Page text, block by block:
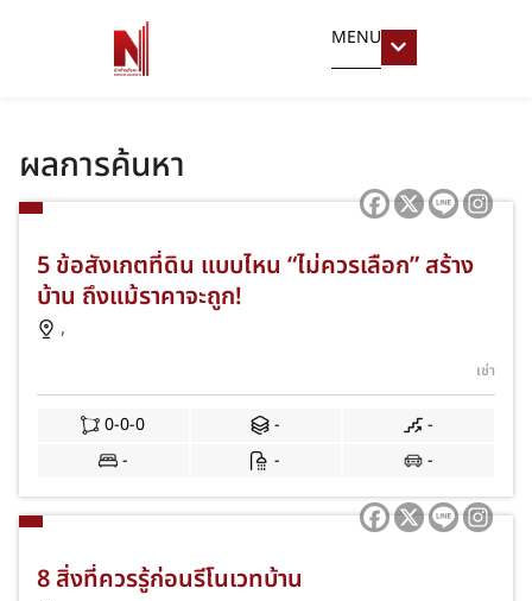
MENU
ผลการค้นหา
5 ข้อสังเกตที่ดิน แบบไหน “ไม่ควรเลือก” สร้าง
บ้าน ถึงแม้ราคาจะถูก!
,
เช่า
0-0-0 -
-
-
- -
8 สิ่งที่ควรรู้ก่อนรีโนเวทบ้าน